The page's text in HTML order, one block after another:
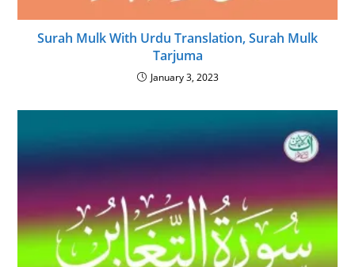
Surah Mulk With Urdu Translation, Surah Mulk
Tarjuma
January 3, 2023